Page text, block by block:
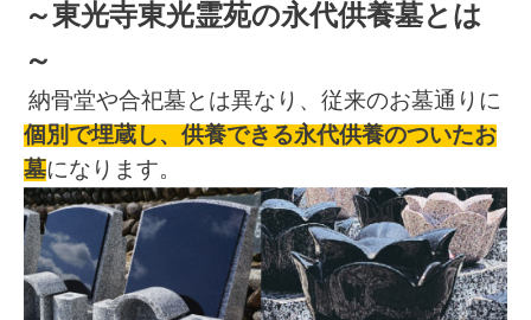
～東光寺東光霊苑の永代供養墓とは
～
納骨堂や合祀墓とは異なり、従来のお墓通りに
個別で埋蔵し、供養できる永代供養のついたお
墓になります。